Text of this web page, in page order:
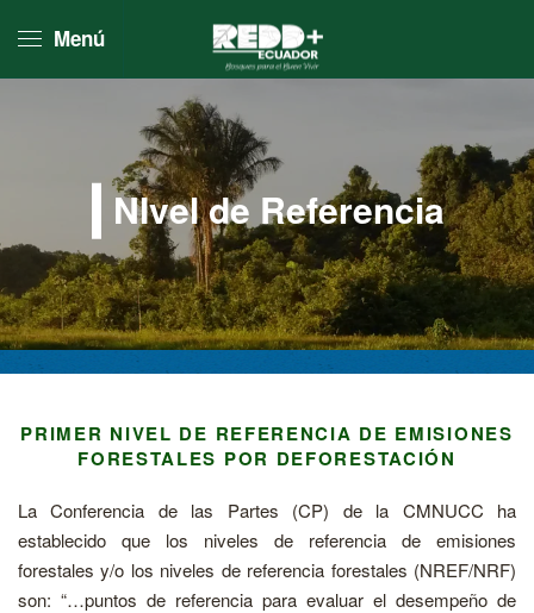
Skip to main content
Menú
NIvel de Referencia
PRIMER NIVEL DE REFERENCIA DE EMISIONES
FORESTALES POR DEFORESTACIÓN
La Conferencia de las Partes (CP) de la CMNUCC ha
establecido que los niveles de referencia de emisiones
forestales y/o los niveles de referencia forestales (NREF/NRF)
son: “…puntos de referencia para evaluar el desempeño de